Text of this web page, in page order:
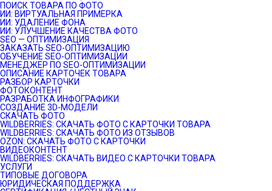
ПОИСК ТОВАРА ПО ФОТО
ИИ: ВИРТУАЛЬНАЯ ПРИМЕРКА
ИИ: УДАЛЕНИЕ ФОНА
ИИ: УЛУЧШЕНИЕ КАЧЕСТВА ФОТО
SEO — ОПТИМИЗАЦИЯ
ЗАКАЗАТЬ SEO-ОПТИМИЗАЦИЮ
ОБУЧЕНИЕ SEO-ОПТИМИЗАЦИИ
МЕНЕДЖЕР ПО SEO-ОПТИМИЗАЦИИ
ОПИСАНИЕ КАРТОЧЕК ТОВАРА
РАЗБОР КАРТОЧКИ
ФОТОКОНТЕНТ
РАЗРАБОТКА ИНФОГРАФИКИ
СОЗДАНИЕ 3D-МОДЕЛИ
СКАЧАТЬ ФОТО
WILDBERRIES: СКАЧАТЬ ФОТО С КАРТОЧКИ ТОВАРА
WILDBERRIES: СКАЧАТЬ ФОТО ИЗ ОТЗЫВОВ
OZON: СКАЧАТЬ ФОТО С КАРТОЧКИ
ВИДЕОКОНТЕНТ
WILDBERRIES: СКАЧАТЬ ВИДЕО С КАРТОЧКИ ТОВАРА
УСЛУГИ
ТИПОВЫЕ ДОГОВОРА
ЮРИДИЧЕСКАЯ ПОДДЕРЖКА